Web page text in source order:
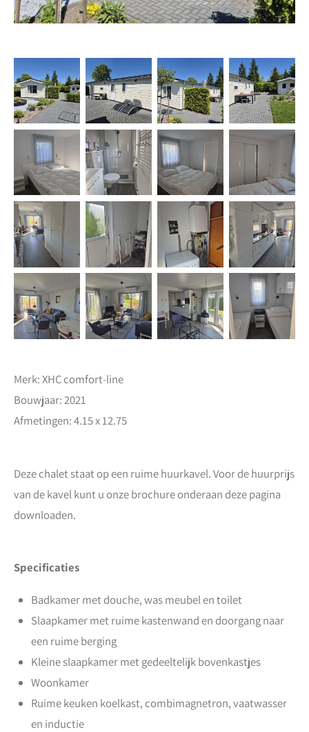
Merk: XHC comfort-line
Bouwjaar: 2021
Afmetingen: 4.15 x 12.75
Deze chalet staat op een ruime huurkavel. Voor de huurprijs
van de kavel kunt u onze brochure onderaan deze pagina
downloaden.
Specificaties
Badkamer met douche, was meubel en toilet
Slaapkamer met ruime kastenwand en doorgang naar
een ruime berging
Kleine slaapkamer met gedeeltelijk bovenkastjes
Woonkamer
Ruime keuken koelkast, combimagnetron, vaatwasser
en inductie